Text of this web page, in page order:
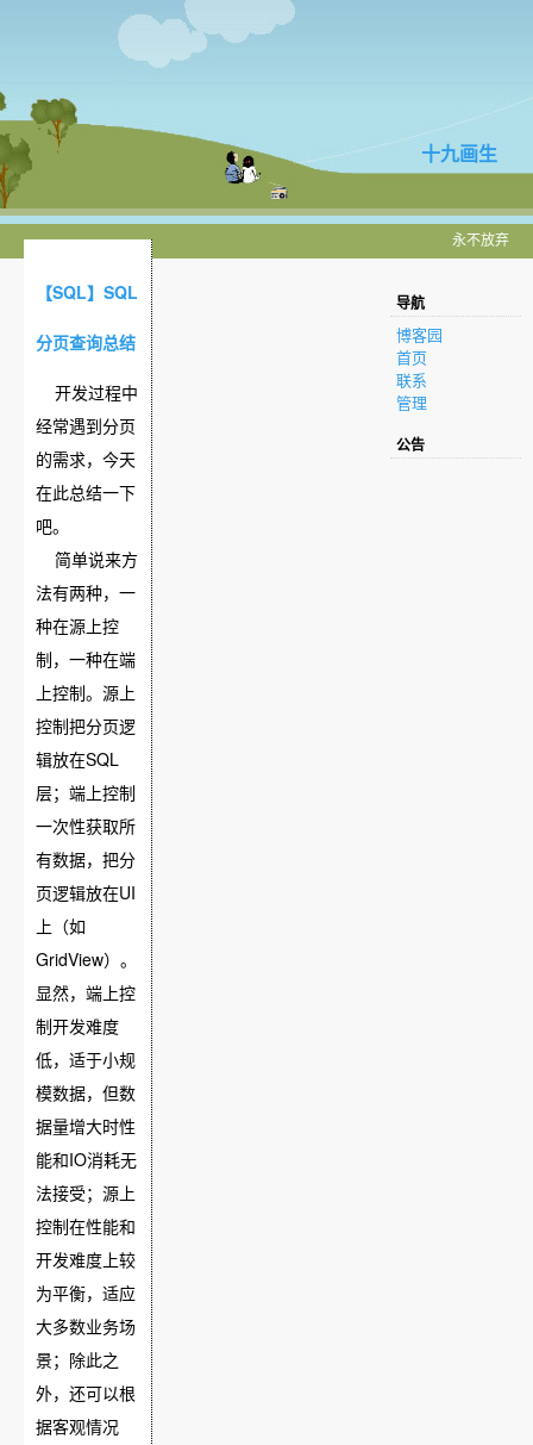
十九画生
永不放弃
【SQL】SQL
分页查询总结
开发过程中
经常遇到分页
的需求，今天
在此总结一下
吧。
简单说来方
法有两种，一
种在源上控
制，一种在端
上控制。源上
控制把分页逻
辑放在SQL
层；端上控制
一次性获取所
有数据，把分
页逻辑放在UI
上（如
GridView）。
显然，端上控
制开发难度
低，适于小规
模数据，但数
据量增大时性
能和IO消耗无
法接受；源上
控制在性能和
开发难度上较
为平衡，适应
大多数业务场
景；除此之
外，还可以根
据客观情况
导航
博客园
首页
联系
管理
公告